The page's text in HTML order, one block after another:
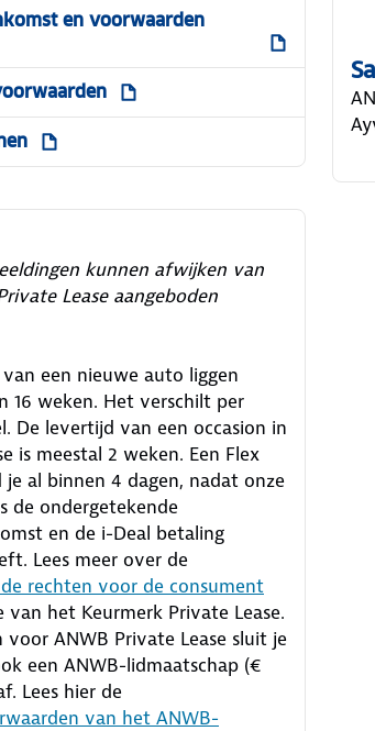
en voorwaarden
kunnen afwijken van
Lease aangeboden
een nieuwe auto liggen
16 weken. Het verschilt per
De levertijd van een occasion in
is meestal 2 weken. Een Flex
je al binnen 4 dagen, nadat onze
de ondergetekende
en de i-Deal betaling
Lees meer over de
rechten voor de consument
van het Keurmerk Private Lease.
voor ANWB Private Lease sluit je
een ANWB-lidmaatschap (€
Lees hier de
van het ANWB-